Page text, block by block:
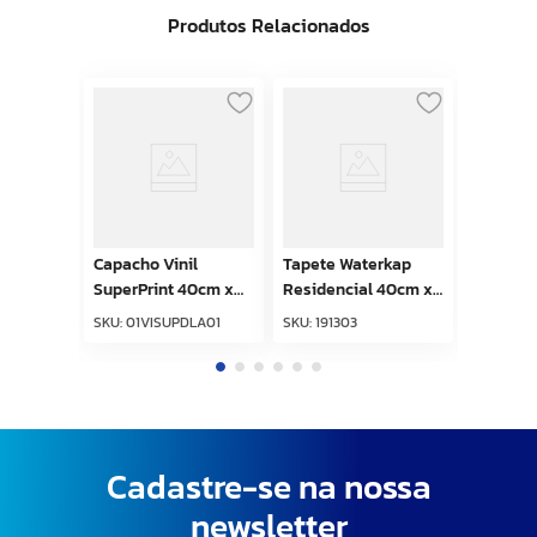
Produtos Relacionados
Capacho Vinil
SuperPrint 40cm x
60cm Doce Lar
SKU:01VISUPDLA01
Tapete Waterkap
Residencial 40cm x
60cm Preto Kapazi
SKU:191303
Cadastre-se na nossa
newsletter